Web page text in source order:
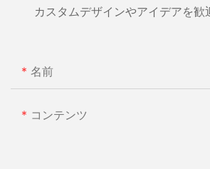
カスタムデザインやアイデアを
名前
コンテンツ